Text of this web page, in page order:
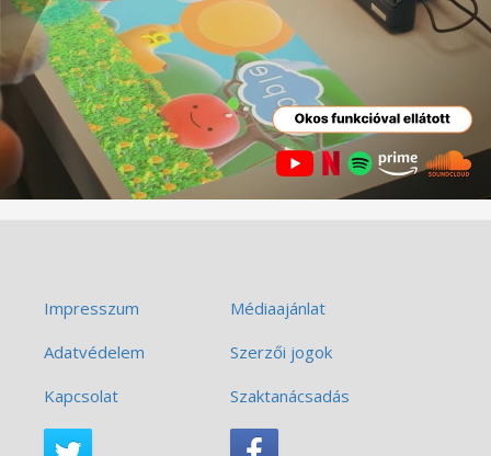
Impresszum
Médiaajánlat
Adatvédelem
Szerzői jogok
Kapcsolat
Szaktanácsadás